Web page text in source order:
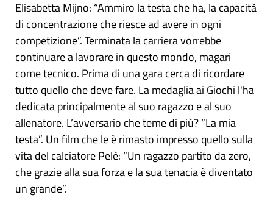
Elisabetta Mijno: “Ammiro la testa che ha, la capacità
di concentrazione che riesce ad avere in ogni
competizione”. Terminata la carriera vorrebbe
continuare a lavorare in questo mondo, magari
come tecnico. Prima di una gara cerca di ricordare
tutto quello che deve fare. La medaglia ai Giochi l'ha
dedicata principalmente al suo ragazzo e al suo
allenatore. L’avversario che teme di più? “La mia
testa”. Un film che le è rimasto impresso quello sulla
vita del calciatore Pelè: “Un ragazzo partito da zero,
che grazie alla sua forza e la sua tenacia è diventato
un grande”.